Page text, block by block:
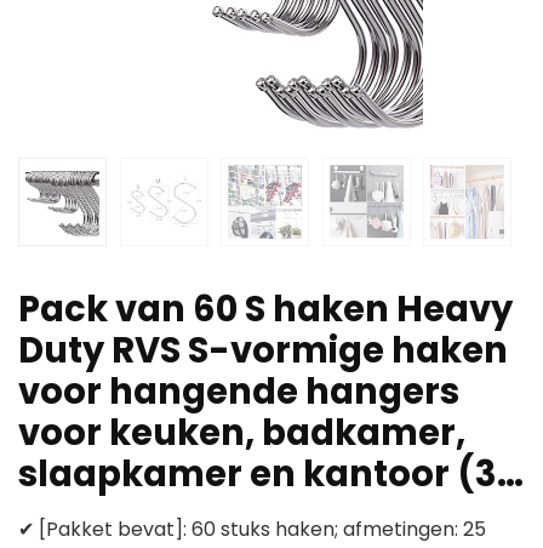
Pack van 60 S haken Heavy
Duty RVS S-vormige haken
voor hangende hangers
voor keuken, badkamer,
slaapkamer en kantoor (3…
✔ [Pakket bevat]: 60 stuks haken; afmetingen: 25